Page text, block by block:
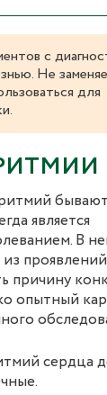
с
Не
для
является
В
причину
опытный
сердца